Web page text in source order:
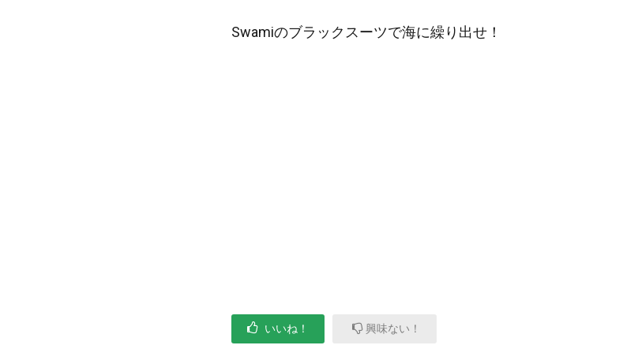
Swamiのブラックスーツで海に繰り出せ！
いいね！ 興味ない！